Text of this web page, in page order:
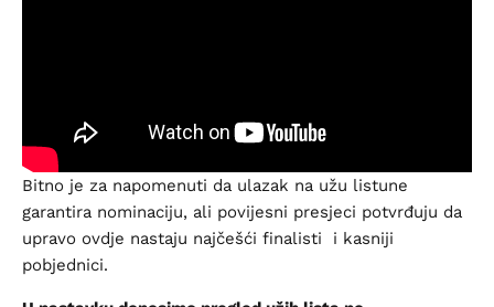
Bitno je za napomenuti da ulazak na užu listune
garantira nominaciju, ali povijesni presjeci potvrđuju da
upravo ovdje nastaju najčešći finalisti i kasniji
pobjednici.